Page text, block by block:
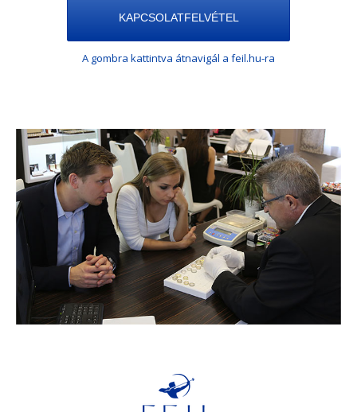
KAPCSOLATFELVÉTEL
A gombra kattintva átnavigál a feil.hu-ra